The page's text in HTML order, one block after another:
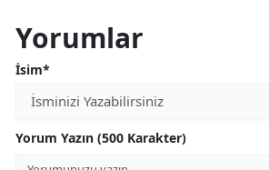
Yorumlar
İsim*
Yorum Yazın (500 Karakter)